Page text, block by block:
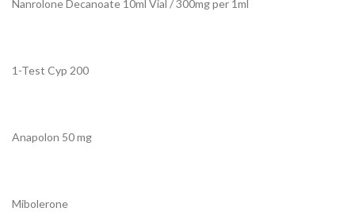
Nanrolone Decanoate 10ml Vial / 300mg per 1ml
1-Test Cyp 200
Anapolon 50 mg
Mibolerone